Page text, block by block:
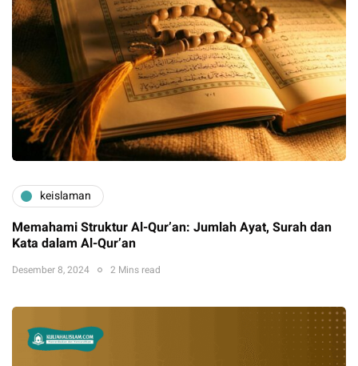
keislaman
Memahami Struktur Al-Qur’an: Jumlah Ayat, Surah dan
Kata dalam Al-Qur’an
Desember 8, 2024 2 Mins read